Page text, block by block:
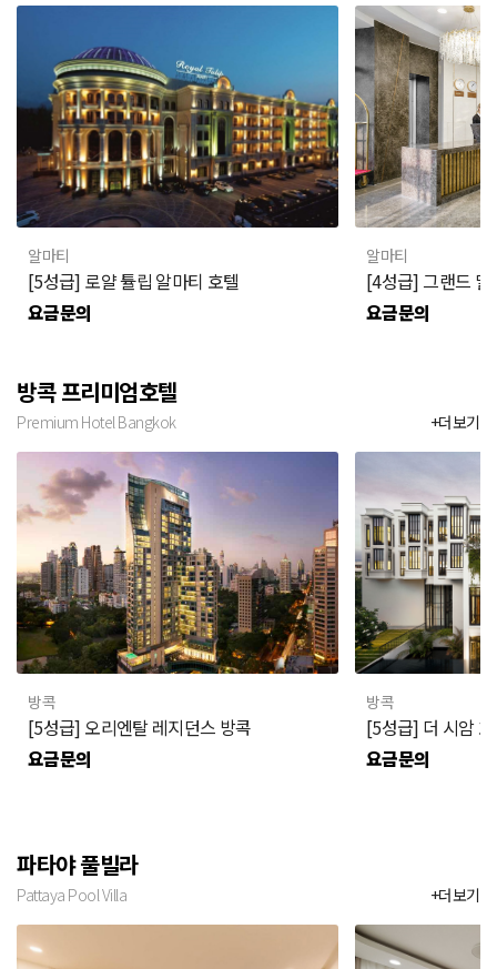
알마티
[5성급] 로얄 튤립 알마티 호텔
요금문의
알마티
[4성급] 그랜드 밀
요금문의
방콕 프리미엄호텔
Premium Hotel Bangkok +더보기
방콕
[5성급] 오리엔탈 레지던스 방콕
요금문의
방콕
[5성급] 더 시암
요금문의
파타야 풀빌라
Pattaya Pool Villa +더보기